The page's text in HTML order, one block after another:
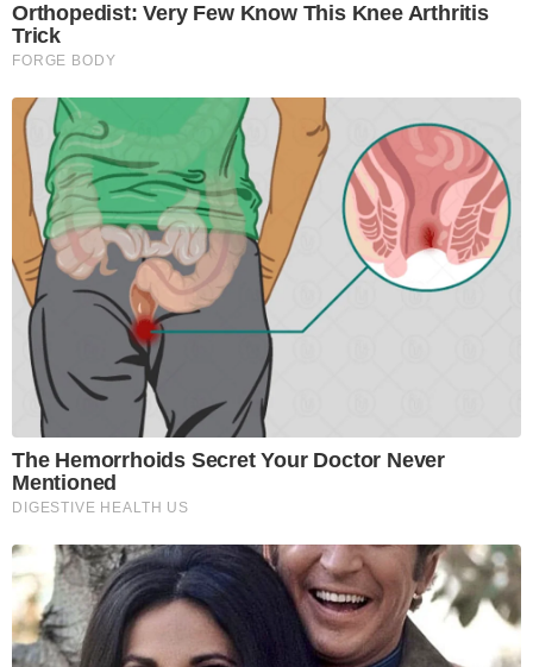
Orthopedist: Very Few Know This Knee Arthritis
Trick
FORGE BODY
The Hemorrhoids Secret Your Doctor Never
Mentioned
DIGESTIVE HEALTH US